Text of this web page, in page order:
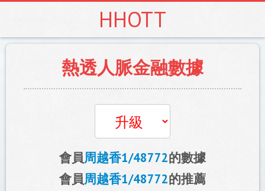
HHOTT
熱透人脈金融數據
會員周越香1/48772的數據
會員周越香1/48772的推薦